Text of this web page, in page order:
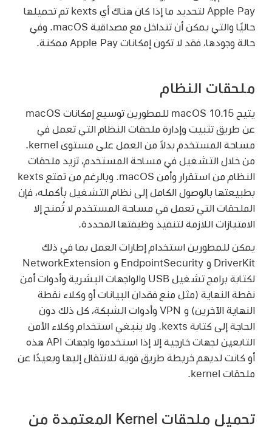
Apple Pay
لتحديد ما إذا كان هناك أي kexts تم تحميلها
حاليًا والتي يمكن أن تتداخل مع مصداقية macOS. وفي
حالة وجودها، فقد لا تكون إمكانات Apple Pay ممكنة.
ملحقات النظام
يتيح macOS 10.15
للمطورين توسيع إمكانات macOS
عن طريق تثبيت وإدارة ملحقات النظام التي تعمل في
من خلال التشغيل في مساحة المستخدم، تزيد ملحقات
النظام من استقرار وأمن macOS. وبالرغم من تمتع kexts
بطبيعتها بالوصول الكامل إلى نظام التشغيل بأكمله، فإن
الملحقات التي تعمل في مساحة المستخدم لا تُمنح إلا
الامتيازات اللازمة لتنفيذ وظيفتها المحددة.
يمكن للمطورين استخدام إطارات العمل بما في ذلك
DriverKit و EndpointSecurity و NetworkExtension
لكتابة برامج تشغيل USB والواجهات البشرية وأدوات أمن
نقطة النهاية (مثل منع فقدان البيانات أو وكلاء نقطة
النهاية الآخرين) و VPN وأدوات الشبكة، كل ذلك دون
الحاجة إلى كتابة kexts. ولا ينبغي استخدام وكلاء الأمن
التابعين لجهات خارجية إلا إذا استخدموا واجهات API هذه
أو كانت لديهم خريطة طريق قوية للانتقال إليها وبعيدًا عن
ملحقات kernel.
تحميل ملحقات Kernel المعتمدة من